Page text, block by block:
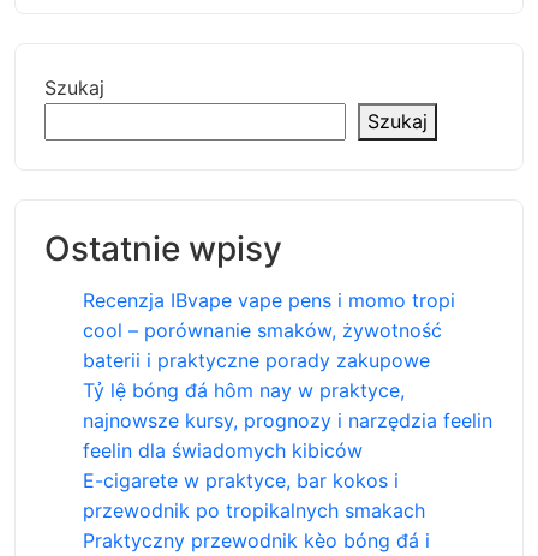
Szukaj
Szukaj
Ostatnie wpisy
Recenzja IBvape vape pens i momo tropi
cool – porównanie smaków, żywotność
baterii i praktyczne porady zakupowe
Tỷ lệ bóng đá hôm nay w praktyce,
najnowsze kursy, prognozy i narzędzia feelin
feelin dla świadomych kibiców
E-cigarete w praktyce, bar kokos i
przewodnik po tropikalnych smakach
Praktyczny przewodnik kèo bóng đá i